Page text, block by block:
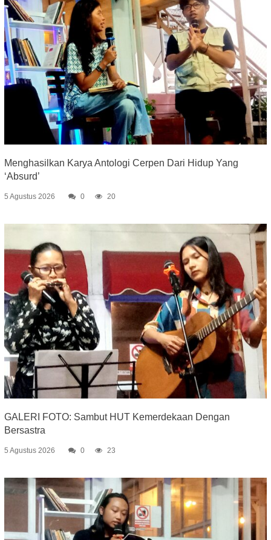
Menghasilkan Karya Antologi Cerpen Dari Hidup Yang
‘Absurd’
5 Agustus 2026 0 20
GALERI FOTO: Sambut HUT Kemerdekaan Dengan
Bersastra
5 Agustus 2026 0 23